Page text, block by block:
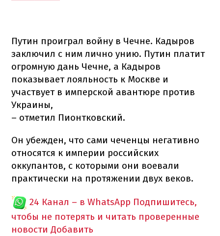
Путин проиграл войну в Чечне. Кадыров
заключил с ним лично унию. Путин платит
огромную дань Чечне, а Кадыров
показывает лояльность к Москве и
участвует в имперской авантюре против
Украины,
– отметил Пионтковский.
Он убежден, что сами чеченцы негативно
относятся к империи российских
оккупантов, с которыми они воевали
практически на протяжении двух веков.
24 Канал – в WhatsApp Подпишитесь,
чтобы не потерять и читать проверенные
новости Добавить